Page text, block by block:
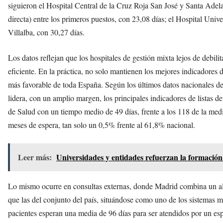
siguieron el Hospital Central de la Cruz Roja San José y Santa
directa) entre los primeros puestos, con 23,08 días; el Hospital
Villalba, con 30,27 días.
Los datos reflejan que los hospitales de gestión mixta lejos de
eficiente. En la práctica, no solo mantienen los mejores
más favorable de toda España. Según los últimos datos
lidera, con un amplio margen, los principales indicadores de listas
de Salud con un tiempo medio de 49 días, frente a los 118 de la
meses de espera, tan solo un 0,5% frente al 61,8% nacional.
Leer más: Universidades y entidades refuerzan la
Lo mismo ocurre en consultas externas, donde Madrid combina un
que las del conjunto del país, situándose como uno de los sistemas
pacientes esperan una media de 96 días para ser atendidos por un